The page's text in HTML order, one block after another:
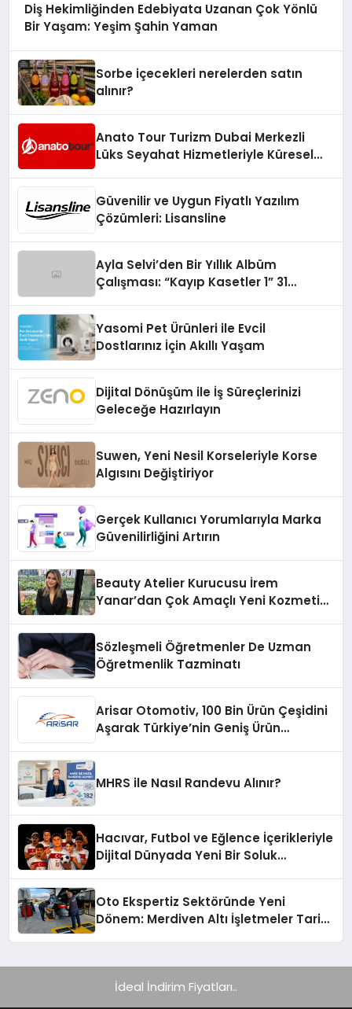
Diş Hekimliğinden Edebiyata Uzanan Çok Yönlü
Bir Yaşam: Yeşim Şahin Yaman
Sorbe içecekleri nerelerden satın
alınır?
Anato Tour Turizm Dubai Merkezli
Lüks Seyahat Hizmetleriyle Küresel
Güvenilir ve Uygun Fiyatlı Yazılım
Çözümleri: Lisansline
Ayla Selvi’den Bir Yıllık Albüm
Çalışması: “Kayıp Kasetler 1” 31
Yasomi Pet Ürünleri ile Evcil
Dostlarınız İçin Akıllı Yaşam
Dijital Dönüşüm ile İş Süreçlerinizi
Geleceğe Hazırlayın
Suwen, Yeni Nesil Korseleriyle Korse
Algısını Değiştiriyor
Gerçek Kullanıcı Yorumlarıyla Marka
Güvenilirliğini Artırın
Beauty Atelier Kurucusu İrem
Yanar’dan Çok Amaçlı Yeni Kozmetik
Sözleşmeli Öğretmenler De Uzman
Öğretmenlik Tazminatı
Arisar Otomotiv, 100 Bin Ürün Çeşidini
Aşarak Türkiye’nin Geniş Ürün
MHRS ile Nasıl Randevu Alınır?
Hacıvar, Futbol ve Eğlence İçerikleriyle
Dijital Dünyada Yeni Bir Soluk
Oto Ekspertiz Sektöründe Yeni
Dönem: Merdiven Altı İşletmeler Tarih
İdeal İndirim Fiyatları..